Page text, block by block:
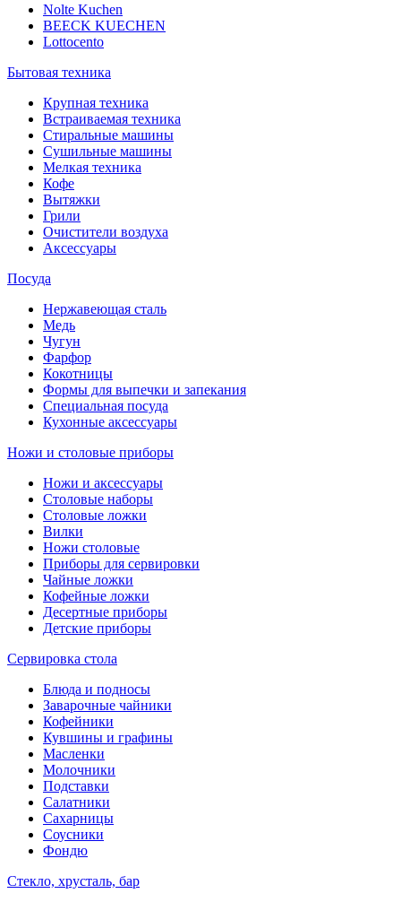
Nolte Kuchen
BEECK KUECHEN
Lottocento
Бытовая техника
Крупная техника
Встраиваемая техника
Стиральные машины
Сушильные машины
Мелкая техника
Кофе
Вытяжки
Грили
Очистители воздуха
Аксессуары
Посуда
Нержавеющая сталь
Медь
Чугун
Фарфор
Кокотницы
Формы для выпечки и запекания
Специальная посуда
Кухонные аксессуары
Ножи и столовые приборы
Ножи и аксессуары
Столовые наборы
Столовые ложки
Вилки
Ножи столовые
Приборы для сервировки
Чайные ложки
Кофейные ложки
Десертные приборы
Детские приборы
Сервировка стола
Блюда и подносы
Заварочные чайники
Кофейники
Кувшины и графины
Масленки
Молочники
Подставки
Салатники
Сахарницы
Соусники
Фондю
Стекло, хрусталь, бар